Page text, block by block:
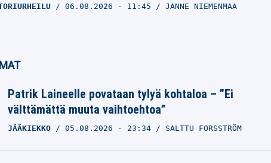
06.08.2026 - 11:45 JANNE NIEMENMAA
Patrik Laineelle povataan tylyä kohtaloa – ”Ei
välttämättä muuta vaihtoehtoa”
JÄÄKIEKKO 05.08.2026 - 23:34 SALTTU FORSSTRÖM